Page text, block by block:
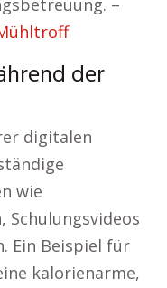
–
der
digitalen
wie
Schulungsvideos
Ein Beispiel für
kalorienarme,